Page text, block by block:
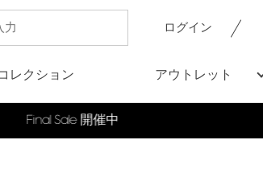
ログイン
レクション アウトレット